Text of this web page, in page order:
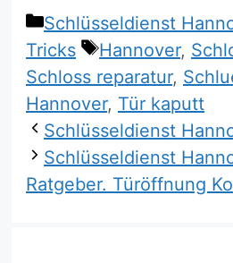
Kategorien
Schlüsseldienst
Tricks
Schlagwörter
Hannover,
Schloss reparatur,
Hannover, Tür kaputt
Schlüsseldienst
Schlüsseldienst
Ratgeber. Türöffnung